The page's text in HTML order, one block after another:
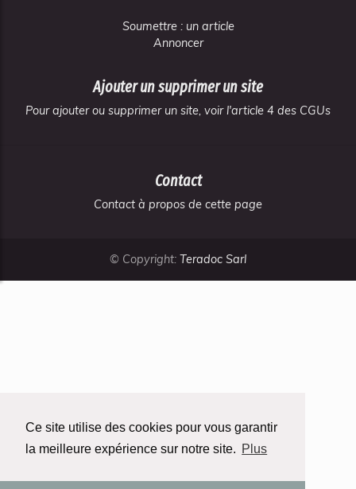
Ce site utilise des cookies pour vous garantir
la meilleure expérience sur notre site. Plus
Soumettre : un article
Annoncer
Ajouter un supprimer un site
Pour ajouter ou supprimer un site, voir l'article 4 des CGUs
Contact
Contact à propos de cette page
© Copyright: Teradoc Sarl